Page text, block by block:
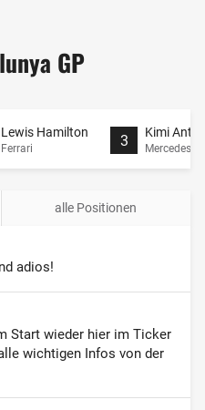
GP
Lewis Hamilton
Ferrari
Kimi
Mercedes-
3
alle Positionen
adios!
Start wieder hier im Ticker
wichtigen Infos von der